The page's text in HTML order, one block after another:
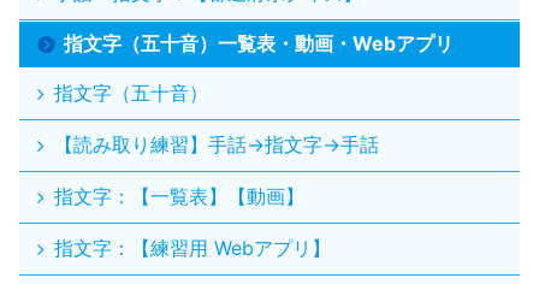
指文字（五十音）一覧表・動画・Webアプリ
指文字（五十音）
【読み取り練習】手話→指文字→手話
指文字：【一覧表】【動画】
指文字：【練習用 Webアプリ】